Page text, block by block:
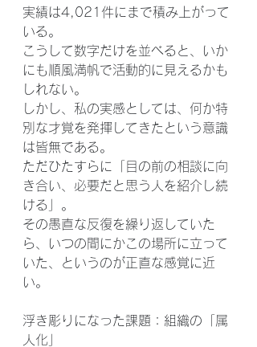
実績は4,021件にまで積み上がって
いる。
こうして数字だけを並べると、いか
にも順風満帆で活動的に見えるかも
しれない。
しかし、私の実感としては、何か特
別な才覚を発揮してきたという意識
は皆無である。
ただひたすらに「目の前の相談に向
き合い、必要だと思う人を紹介し続
ける」。
その愚直な反復を繰り返していた
ら、いつの間にかこの場所に立って
いた、というのが正直な感覚に近
い。
浮き彫りになった課題：組織の「属
人化」